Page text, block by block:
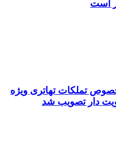
است
تملکات تهاتری ویژه
دار تصویب شد